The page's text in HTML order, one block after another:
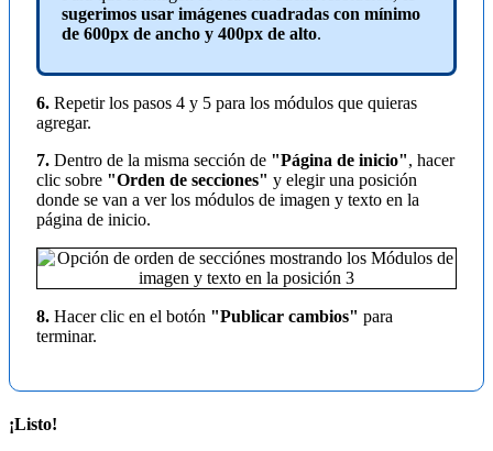
sugerimos usar imágenes cuadradas con mínimo
de 600px de ancho y 400px de alto.
6. Repetir los pasos 4 y 5 para los módulos que quieras
agregar.
7. Dentro de la misma sección de "Página de inicio", hacer
clic sobre "Orden de secciones" y elegir una posición
donde se van a ver los módulos de imagen y texto en la
página de inicio.
8. Hacer clic en el botón "Publicar cambios" para
terminar.
¡Listo!